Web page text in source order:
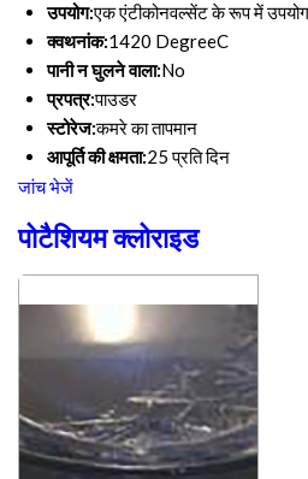
उपयोग:एक एंटीकोनवल्सेंट के रूप में उपयोग
क्वथनांक:1420 DegreeC
पानी न घुलने वाला:No
प्रपत्र:पाउडर
स्टोरेज:कमरे का तापमान
आपूर्ति की क्षमता:25 प्रति दिन
जांच भेजें
पोटैशियम क्लोराइड